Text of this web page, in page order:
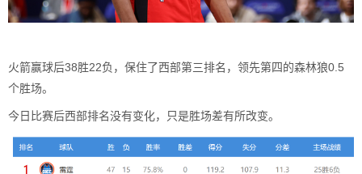
火箭赢球后38胜22负，保住了西部第三排名，领先第四的森林狼0.5
个胜场。
今日比赛后西部排名没有变化，只是胜场差有所改变。